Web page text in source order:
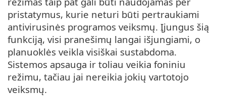
pristatymus, kurie neturi būti pertraukiami
antivirusinės programos veiksmų. Įjungus šią
funkciją, visi pranešimų langai išjungiami, o
planuoklės veikla visiškai sustabdoma.
Sistemos apsauga ir toliau veikia foniniu
režimu, tačiau jai nereikia jokių vartotojo
veiksmų.